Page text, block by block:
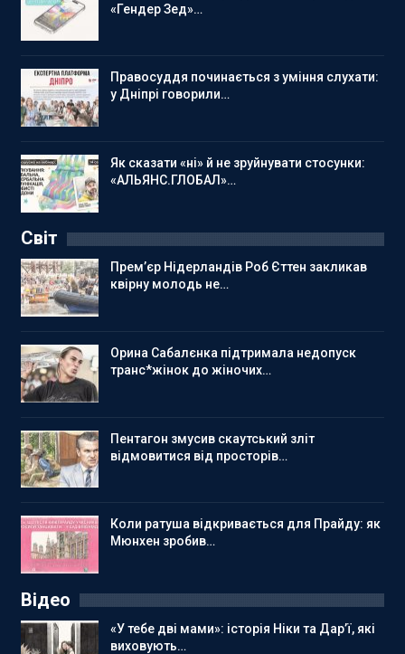
«Гендер Зед»…
Правосуддя починається з уміння слухати:
у Дніпрі говорили…
Як сказати «ні» й не зруйнувати стосунки:
«АЛЬЯНС.ГЛОБАЛ»…
Світ
Прем’єр Нідерландів Роб Єттен закликав
квірну молодь не…
Орина Сабалєнка підтримала недопуск
транс*жінок до жіночих…
Пентагон змусив скаутський зліт
відмовитися від просторів…
Коли ратуша відкривається для Прайду: як
Мюнхен зробив…
Відео
«У тебе дві мами»: історія Ніки та Дар’ї, які
виховують…